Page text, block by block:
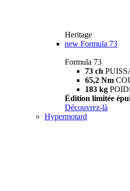
Heritage
new Formula 73
Formula 73
73 ch
65,2 Nm
183 kg
Édition limitée
Découvrez-là
Hypermotard